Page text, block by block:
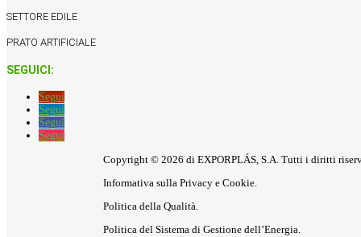
SETTORE EDILE
PRATO ARTIFICIALE
SEGUICI:
Segui
Segui
Segui
Segui
Copyright © 2026 di EXPORPLÁS, S.A. Tutti i diritti
Informativa sulla Privacy e Cookie.
Politica della Qualità.
Politica del Sistema di Gestione dell’Energia.